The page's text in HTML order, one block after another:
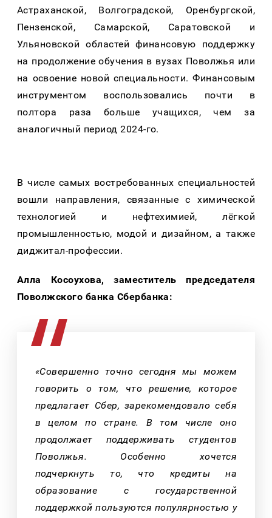
Астраханской, Волгоградской, Оренбургской,
Пензенской, Самарской, Саратовской и
Ульяновской областей финансовую поддержку
на продолжение обучения в вузах Поволжья или
на освоение новой специальности. Финансовым
инструментом воспользовались почти в
полтора раза больше учащихся, чем за
аналогичный период 2024-го.
В числе самых востребованных специальностей
вошли направления, связанные схимической
технологией и нефтехимией, лёгкой
промышленностью, модой и дизайном, а также
диджитал-профессии.
Алла Косоухова, заместитель председателя
Поволжского банка Сбербанка:
«Совершенно точно сегодня мы можем
говорить о том, что решение, которое
предлагает Сбер, зарекомендовало себя
в целом по стране. В том числе оно
продолжает поддерживать студентов
Поволжья. Особенно хочется
подчеркнуть то, что кредиты на
образование с государственной
поддержкой пользуются популярностью у